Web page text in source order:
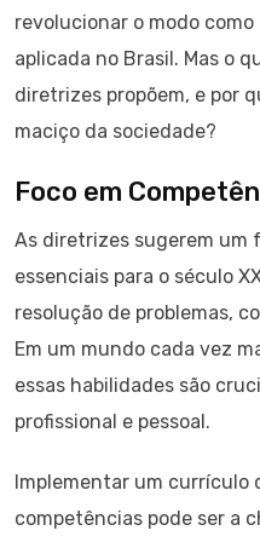
revolucionar o modo
aplicada no Brasil. Mas o
diretrizes propõem, e por
maciço da sociedade?
Foco em
As diretrizes sugerem um
essenciais para o século
resolução de problemas,
Em um mundo cada vez
essas habilidades são
profissional e pessoal.
Implementar um currículo
competências pode ser a